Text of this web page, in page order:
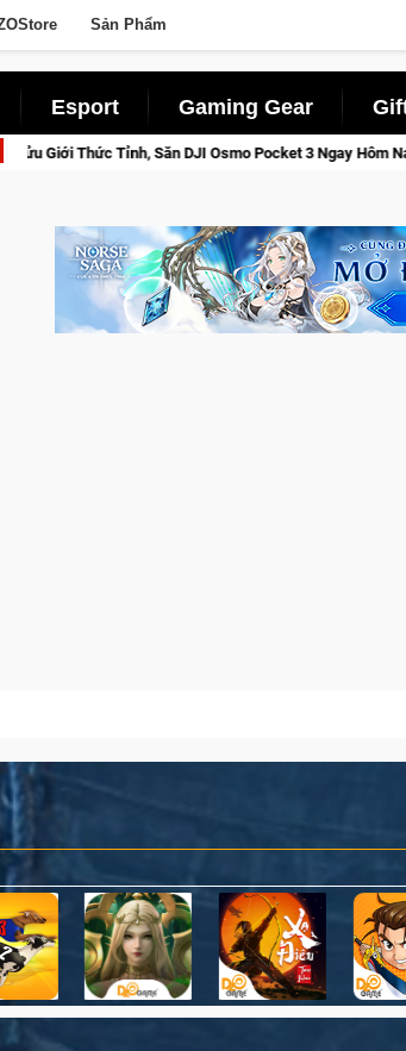
Sản Phẩm
Esport Gaming Gear
Pocket 3 Ngay Hôm Nay Lineage W